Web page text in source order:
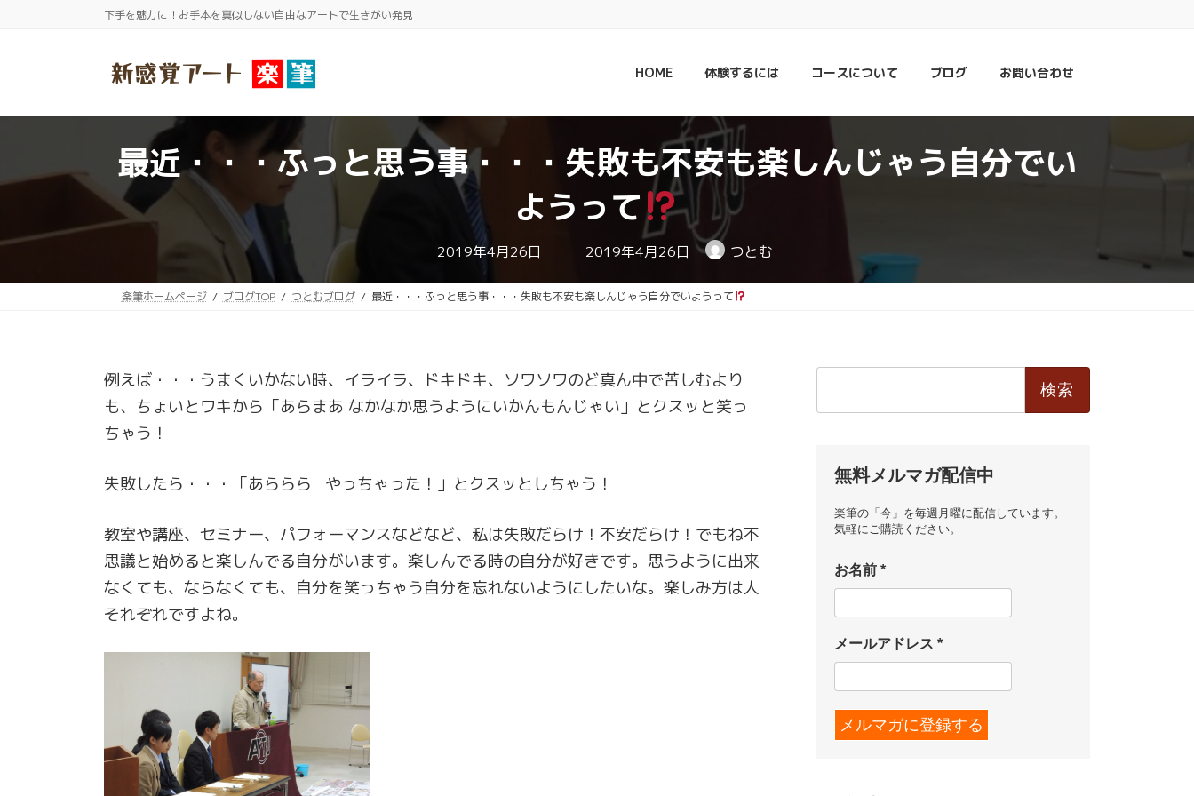
キ
に
下手を魅力に！お手本を真似しない自由なアートで生きがい発見
HOME 体験するには コースについて ブログ お問い合わせ
最近・・・ふっと思う事・・・失敗も不安も楽しんじゃう自分でい
ようって
2019年4月26日 最
終
新
日
2019年4月26日 つとむ
楽筆ホームページ ブログTOP つとむブログ 最近・・・ふっと思う事・・・失敗も不安も楽しんじゃう自分でいようって
例えば・・・うまくいかない時、イライラ、ドキドキ、ソワソワのど真ん中で苦しむより
も、ちょいとワキから「あらまあ なかなか思うようにいかんもんじゃい」とクスッと笑っ
ちゃう！
失敗したら・・・「あららら やっちゃった！」とクスッとしちゃう！
教室や講座、セミナー、パフォーマンスなどなど、私は失敗だらけ！不安だらけ！でもね不
思議と始めると楽しんでる自分がいます。楽しんでる時の自分が好きです。思うように出来
なくても、ならなくても、自分を笑っちゃう自分を忘れないようにしたいな。楽しみ方は人
それぞれですよね。
無料メルマガ配信中
楽筆の「今」を毎週月曜に配信しています。
気軽にご購読ください。
お名前*
メールアドレス*